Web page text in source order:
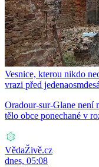
Vesnice, kterou nikdo
vrazi před
Oradour-sur-Glane není
tělo obce ponechané v
VědaŽivě.cz
dnes, 05:08